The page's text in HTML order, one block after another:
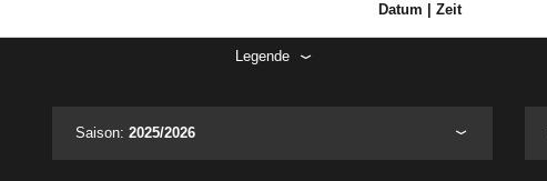
Datum | Zeit
Legende
Saison: 2025/2026